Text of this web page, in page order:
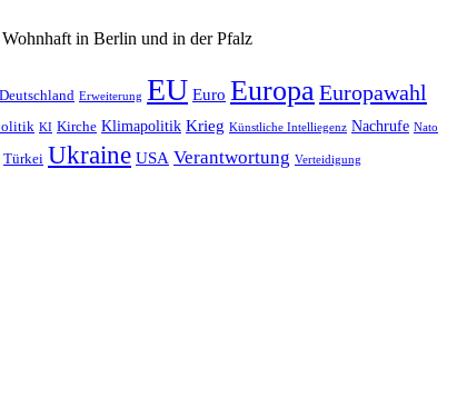
in Berlin und in der Pfalz
Deutschland Erweiterung EU Euro EuropaEuropawahl
KI Kirche Klimapolitik Krieg Künstliche Intelliegenz Nachrufe Nato
Türkei Ukraine USA Verantwortung Verteidigung